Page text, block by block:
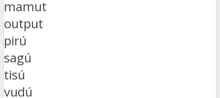
mamut
output
pirú
sagú
tisú
vudú